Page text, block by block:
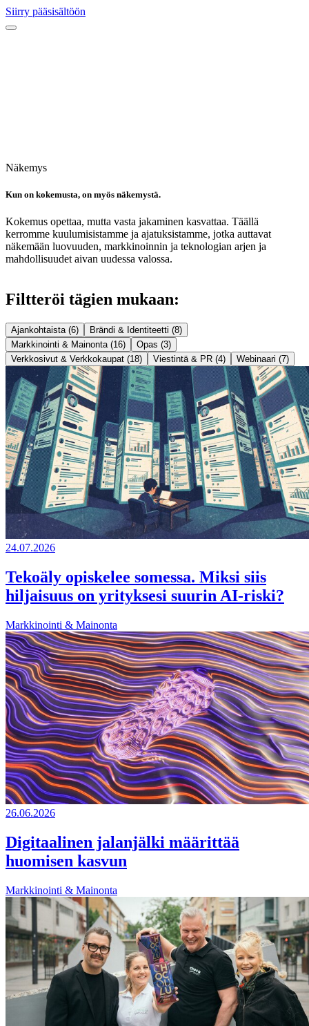
Siirry pääsisältöön
Näkemys
Kun on kokemusta, on myös näkemystä.
Kokemus opettaa, mutta vasta jakaminen kasvattaa. Täällä
kerromme kuulumisistamme ja ajatuksistamme, jotka auttavat
näkemään luovuuden, markkinoinnin ja teknologian arjen ja
mahdollisuudet aivan uudessa valossa.
Filtteröi tägien mukaan:
Ajankohtaista (6)
Brändi & Identiteetti (8)
Markkinointi & Mainonta (16)
Opas (3)
Verkkosivut & Verkkokaupat (18)
Viestintä & PR (4) Webinaari (7)
24.07.2026
Tekoäly opiskelee somessa. Miksi siis
hiljaisuus on yrityksesi suurin AI-riski?
Markkinointi & Mainonta
26.06.2026
Digitaalinen jalanjälki määrittää
huomisen kasvun
Markkinointi & Mainonta